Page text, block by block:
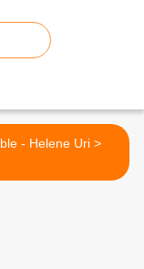
Trouble - Helene Uri >